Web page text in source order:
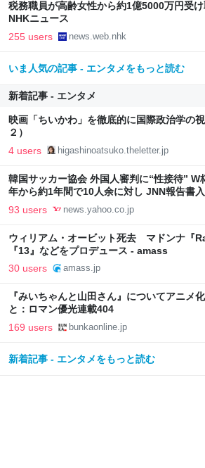
税務職員が高齢女性から約1億5000万円受け
NHKニュース
255 users news.web.nhk
いま人気の記事 - エンタメをもっと読む
新着記事 - エンタメ
映画「ちいかわ」を徹底的に国際政治学の
２）
4 users higashinoatsuko.theletter.jp
韓国サッカー協会 外国人審判に“性接待” W
年から約1年間で10人余に対し JNN報告書
Powered by JNN） - Yahoo!ニュース
93 users news.yahoo.co.jp
ウィリアム・オービット死去 マドンナ『
『13』などをプロデュース - amass
30 users amass.jp
『みいちゃんと山田さん』についてアニメ
と：ロマン優光連載404
169 users bunkaonline.jp
新着記事 - エンタメをもっと読む